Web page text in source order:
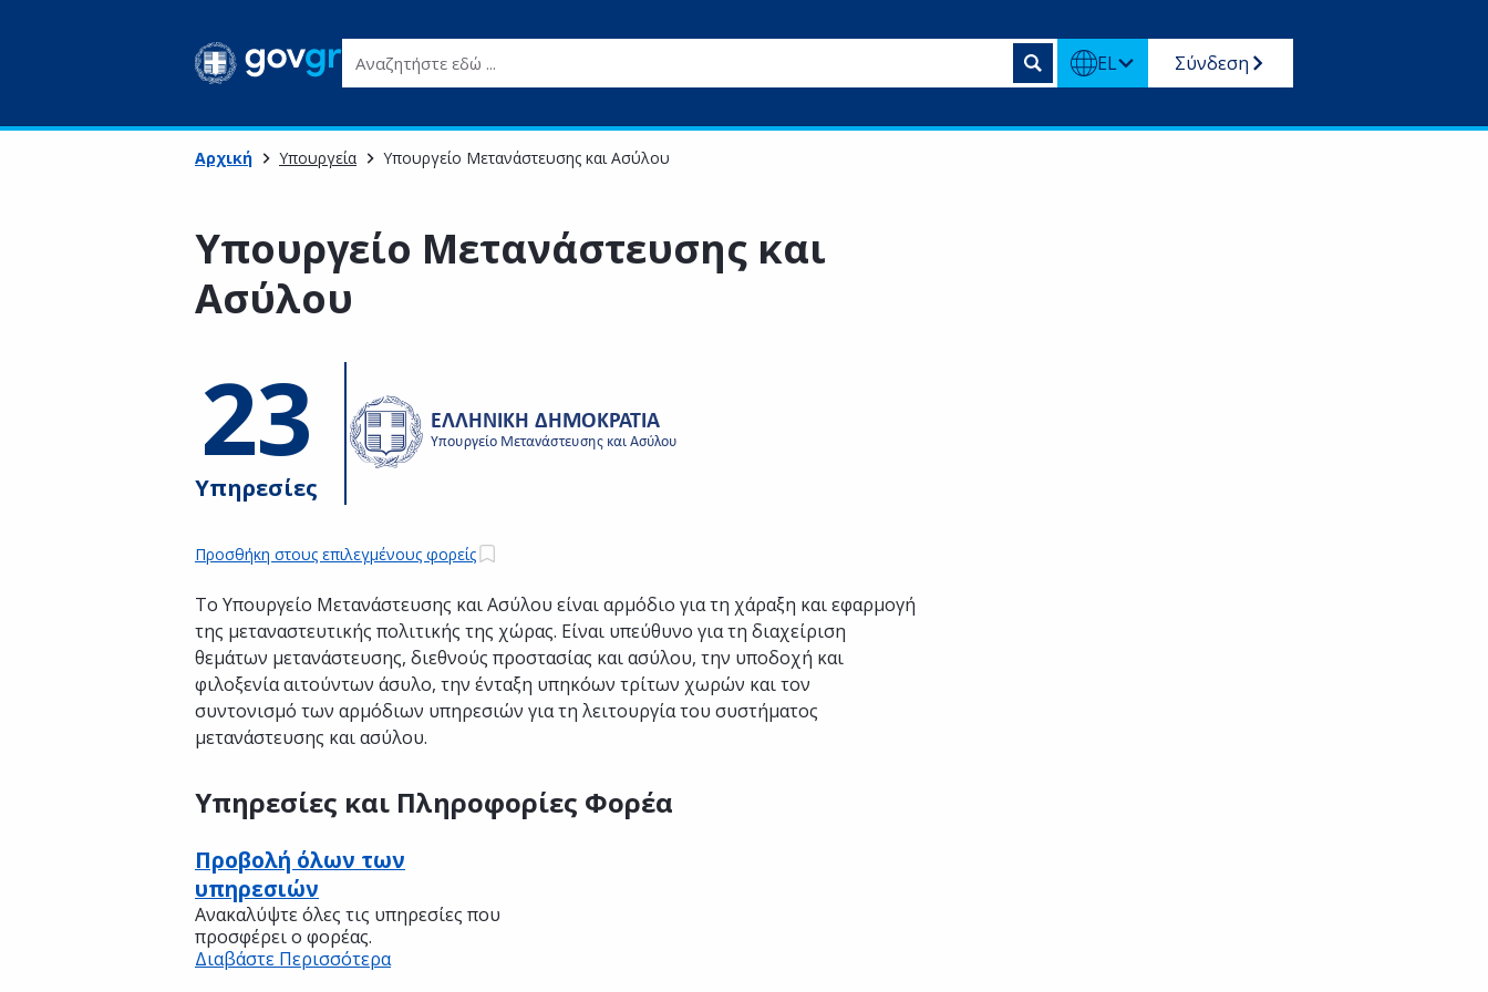
Αναζητήστε εδώ ... EL Σύνδεση
Αρχική Υπουργεία Υπουργείο Μετανάστευσης και Ασύλου
Υπουργείο Μετανάστευσης και
Ασύλου
23
Υπηρεσίες
Προσθήκη στους επιλεγμένους φορείς
Το Υπουργείο Μετανάστευσης και Ασύλου είναι αρμόδιο για τη χάραξη και εφαρμογή
της μεταναστευτικής πολιτικής της χώρας. Είναι υπεύθυνο για τη διαχείριση
θεμάτων μετανάστευσης, διεθνούς προστασίας και ασύλου, την υποδοχή και
φιλοξενία αιτούντων άσυλο, την ένταξη υπηκόων τρίτων χωρών και τον
συντονισμό των αρμόδιων υπηρεσιών για τη λειτουργία του συστήματος
μετανάστευσης και ασύλου.
Υπηρεσίες και Πληροφορίες Φορέα
Προβολή όλων των
υπηρεσιών
Ανακαλύψτε όλες τις υπηρεσίες που
προσφέρει ο φορέας.
Διαβάστε Περισσότερα